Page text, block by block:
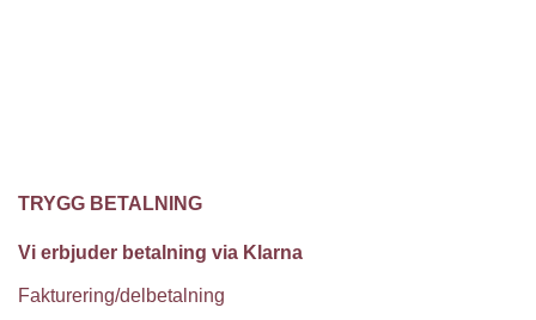
TRYGG BETALNING
Vi erbjuder betalning via Klarna
Fakturering/delbetalning